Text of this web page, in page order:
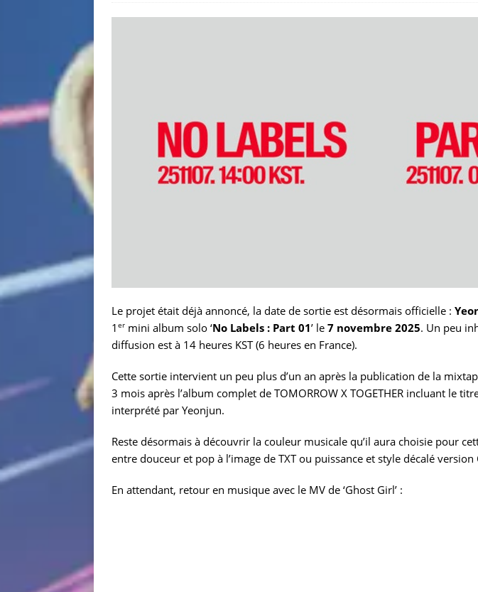
Le projet était déjà annoncé, la date de sortie est désormais officielle :
1 er mini album solo ‘No Labels : Part 01’ le 7 novembre 2025. Un peu
diffusion est à 14 heures KST (6 heures en France).
Cette sortie intervient un peu plus d’un an après la publication de la
3 mois après l’album complet de TOMORROW X TOGETHER incluant le
interprété par Yeonjun.
Reste désormais à découvrir la couleur musicale qu’il aura choisie pour
entre douceur et pop à l’image de TXT ou puissance et style décalé
En attendant, retour en musique avec le MV de ‘Ghost Girl’ :